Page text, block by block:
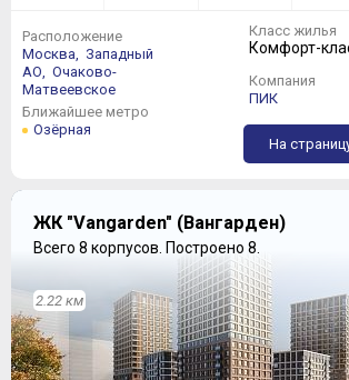
Расположение
Москва, Западный
АО, Очаково-
Матвеевское
Ближайшее метро
Озёрная
Класс жилья
Комфорт-
Компания
ПИК
На
ЖК "Vangarden" (Вангарден)
Всего 8 корпусов. Построено 8.
2.22 км